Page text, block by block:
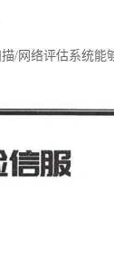
/网络评估系统能